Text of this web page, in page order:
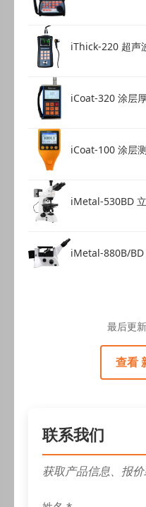
iThick-220 超声
iCoat-320 涂层
iCoat-100 涂层
iMetal-530BD
iMetal-880B/BD
最后更新
查看
联系我们
获取产品信息、报